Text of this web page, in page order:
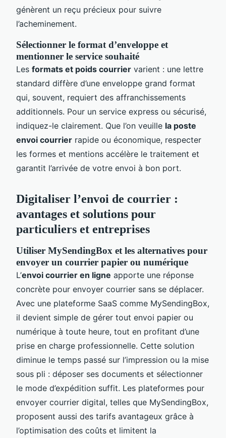
génèrent un reçu précieux pour suivre
l’acheminement.
Sélectionner le format d’enveloppe et
mentionner le service souhaité
Les formats et poids courrier varient : une lettre
standard diffère d’une enveloppe grand format
qui, souvent, requiert des affranchissements
additionnels. Pour un service express ou sécurisé,
indiquez-le clairement. Que l’on veuille la poste
envoi courrier rapide ou économique, respecter
les formes et mentions accélère le traitement et
garantit l’arrivée de votre envoi à bon port.
Digitaliser l’envoi de courrier :
avantages et solutions pour
particuliers et entreprises
Utiliser MySendingBox et les alternatives pour
envoyer un courrier papier ou numérique
L’envoi courrier en ligne apporte une réponse
concrète pour envoyer courrier sans se déplacer.
Avec une plateforme SaaS comme MySendingBox,
il devient simple de gérer tout envoi papier ou
numérique à toute heure, tout en profitant d’une
prise en charge professionnelle. Cette solution
diminue le temps passé sur l’impression ou la mise
sous pli : déposer ses documents et sélectionner
le mode d’expédition suffit. Les plateformes pour
envoyer courrier digital, telles que MySendingBox,
proposent aussi des tarifs avantageux grâce à
l’optimisation des coûts et limitent la